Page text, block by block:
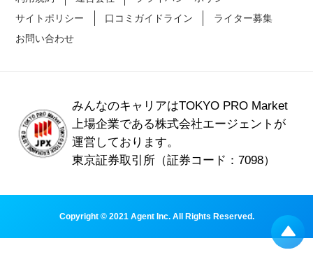
サイトポリシー
口コミガイドライン
ライター募集
お問い合わせ
みんなのキャリアはTOKYO PRO Market
上場企業である株式会社エージェントが
運営しております。
東京証券取引所（証券コード：7098）
Copyright © 2021 Agent Inc. All Rights Reserved.